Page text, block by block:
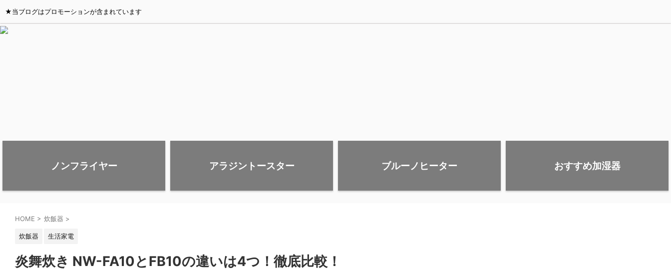
★当ブログはプロモーションが含まれています
ノンフライヤー アラジントースター ブルーノヒーター おすすめ加湿器
HOME > 炊飯器 >
炊飯器 生活家電
炎舞炊き NW-FA10とFB10の違いは4つ！徹底比較！